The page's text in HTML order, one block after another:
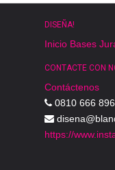
DISEÑA!
Inicio Bases
CONTACTE CON
Contáctenos
0810 666
https://